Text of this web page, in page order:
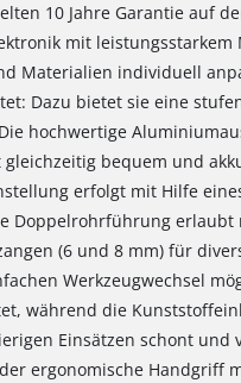
10 Jahre Garantie auf
mit leistungsstarkem
Materialien individuell
Dazu bietet sie eine
hochwertige
gleichzeitig bequem und
erfolgt mit Hilfe
Doppelrohrführung erlaubt
(6 und 8 mm) für
Werkzeugwechsel
während die
Einsätzen schont und
ergonomische Handgriff